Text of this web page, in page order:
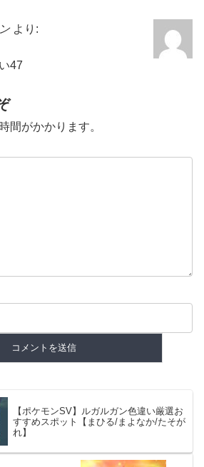
より:
47
間がかかります。
【ポケモンSV】ルガルガン色違い厳選お
すすめスポット【まひる/まよなか/たそが
れ】